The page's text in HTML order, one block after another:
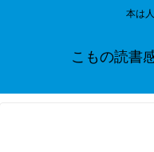
本は
こもの読書